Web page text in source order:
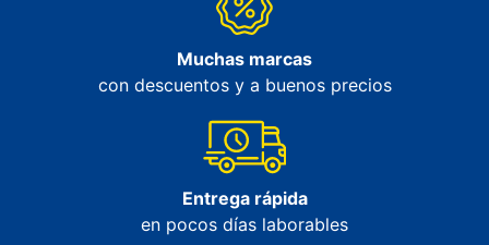
Muchas marcas
con descuentos y a buenos precios
Entrega rápida
en pocos días laborables